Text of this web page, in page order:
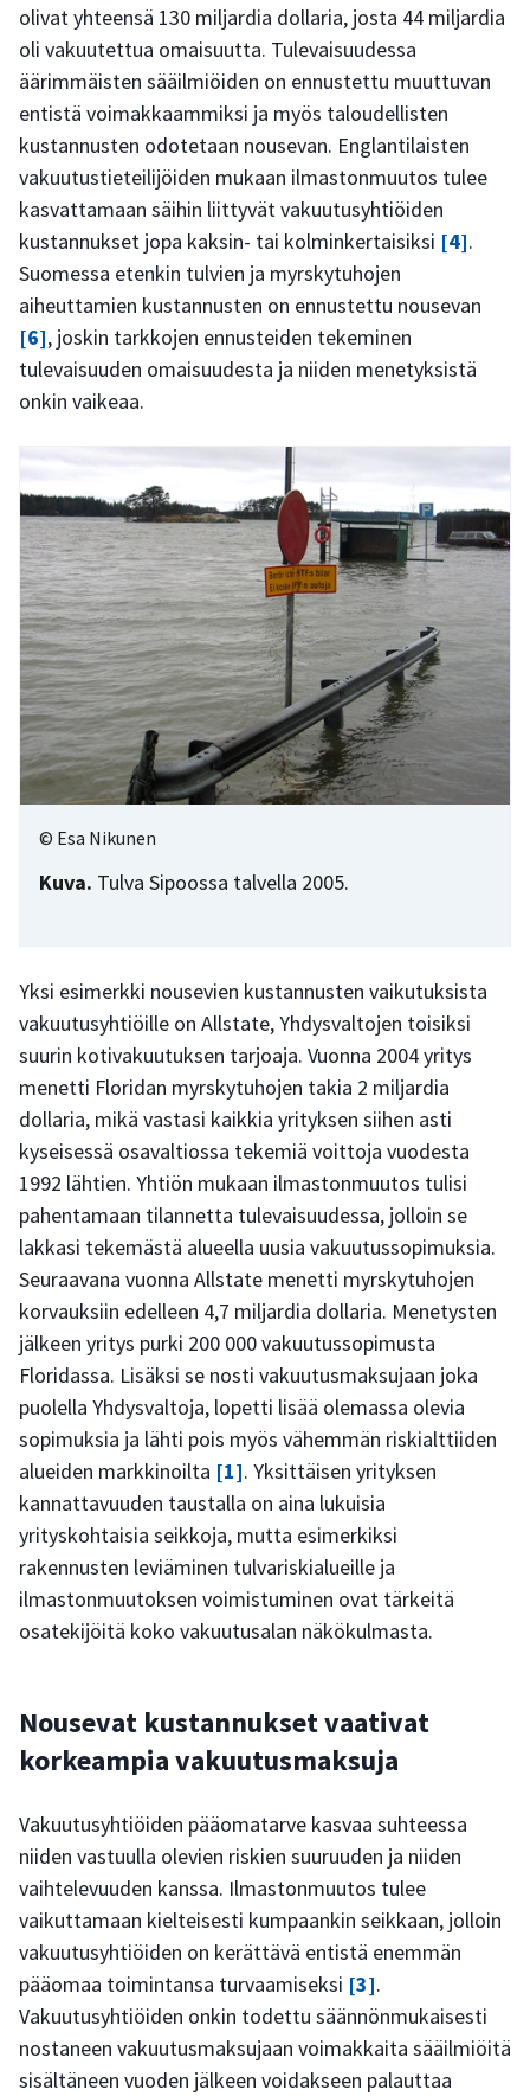
olivat yhteensä 130 miljardia dollaria, josta 44 miljardia
oli vakuutettua omaisuutta. Tulevaisuudessa
äärimmäisten sääilmiöiden on ennustettu muuttuvan
entistä voimakkaammiksi ja myös taloudellisten
kustannusten odotetaan nousevan. Englantilaisten
vakuutustieteilijöiden mukaan ilmastonmuutos tulee
kasvattamaan säihin liittyvät vakuutusyhtiöiden
kustannukset jopa kaksin- tai kolminkertaisiksi [4].
Suomessa etenkin tulvien ja myrskytuhojen
aiheuttamien kustannusten on ennustettu nousevan
[6], joskin tarkkojen ennusteiden tekeminen
tulevaisuuden omaisuudesta ja niiden menetyksistä
onkin vaikeaa.
Kuva. Tulva Sipoossa talvella 2005.
© Esa Nikunen
Yksi esimerkki nousevien kustannusten vaikutuksista
vakuutusyhtiöille on Allstate, Yhdysvaltojen toisiksi
suurin kotivakuutuksen tarjoaja. Vuonna 2004 yritys
menetti Floridan myrskytuhojen takia 2 miljardia
dollaria, mikä vastasi kaikkia yrityksen siihen asti
kyseisessä osavaltiossa tekemiä voittoja vuodesta
1992 lähtien. Yhtiön mukaan ilmastonmuutos tulisi
pahentamaan tilannetta tulevaisuudessa, jolloin se
lakkasi tekemästä alueella uusia vakuutussopimuksia.
Seuraavana vuonna Allstate menetti myrskytuhojen
korvauksiin edelleen 4,7 miljardia dollaria. Menetysten
jälkeen yritys purki 200 000 vakuutussopimusta
Floridassa. Lisäksi se nosti vakuutusmaksujaan joka
puolella Yhdysvaltoja, lopetti lisää olemassa olevia
sopimuksia ja lähti pois myös vähemmän riskialttiiden
alueiden markkinoilta [1]. Yksittäisen yrityksen
kannattavuuden taustalla on aina lukuisia
yrityskohtaisia seikkoja, mutta esimerkiksi
rakennusten leviäminen tulvariskialueille ja
ilmastonmuutoksen voimistuminen ovat tärkeitä
osatekijöitä koko vakuutusalan näkökulmasta.
Nousevat kustannukset vaativat
korkeampia vakuutusmaksuja
Vakuutusyhtiöiden pääomatarve kasvaa suhteessa
niiden vastuulla olevien riskien suuruuden ja niiden
vaihtelevuuden kanssa. Ilmastonmuutos tulee
vaikuttamaan kielteisesti kumpaankin seikkaan, jolloin
vakuutusyhtiöiden on kerättävä entistä enemmän
pääomaa toimintansa turvaamiseksi [3].
Vakuutusyhtiöiden onkin todettu säännönmukaisesti
nostaneen vakuutusmaksujaan voimakkaita sääilmiöitä
sisältäneen vuoden jälkeen voidakseen palauttaa